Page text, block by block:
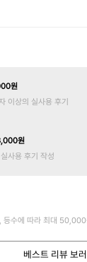
원
이상의 실사용 후기
원
사용 후기 작성
등수에 따라 최대 50,000
베스트 리뷰 보